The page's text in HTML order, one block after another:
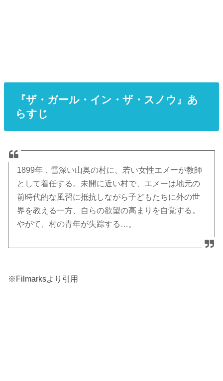
『ザ・ガール・イン・ザ・スノウ』あ
らすじ
1899年．雪深い山奥の村に、若い女性エメーが教師
として着任する。未開に近い村で、エメーは地元の
前時代的な風習に抵抗しながら子どもたちに外の世
界を教える一方、自らの欲望の高まりを自覚する。
やがて、村の青年が失踪する…。
※Filmarksより引用